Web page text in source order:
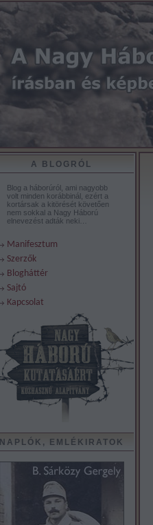
A BLOGRÓL
Blog a háborúról, ami nagyobb
volt minden korábbinál, ezért a
kortársak a kitörését követően
nem sokkal a Nagy Háború
elnevezést adták neki…
Manifesztum
Szerzők
Blogháttér
Sajtó
Kapcsolat
NAPLÓK, EMLÉKIRATOK